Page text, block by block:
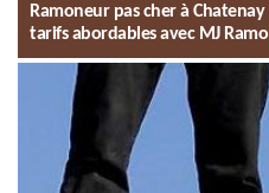
Ramoneur pas cher à
tarifs abordables avec MJ